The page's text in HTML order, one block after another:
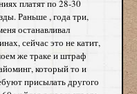
платят по 28-30
Раньше , года три,
останавливал
сейчас это не катит,
же траке и штраф
который то и
присылать другого